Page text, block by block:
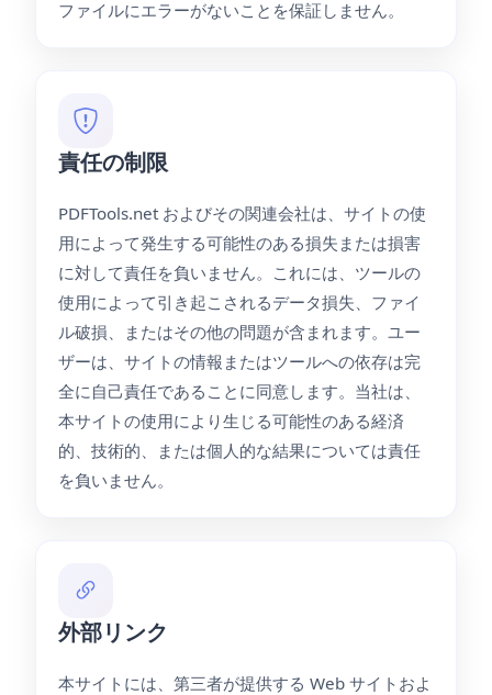
ファイルにエラーがないことを保証しません。
責任の制限
PDFTools.net およびその関連会社は、サイトの使
用によって発生する可能性のある損失または損害
に対して責任を負いません。これには、ツールの
使用によって引き起こされるデータ損失、ファイ
ル破損、またはその他の問題が含まれます。ユー
ザーは、サイトの情報またはツールへの依存は完
全に自己責任であることに同意します。当社は、
本サイトの使用により生じる可能性のある経済
的、技術的、または個人的な結果については責任
を負いません。
外部リンク
本サイトには、第三者が提供する Web サイトおよ